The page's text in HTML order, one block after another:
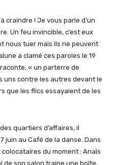
craindre ! Je vous parle d’un
Un feu invincible, c’est eux
nous tuer mais ils ne peuvent
a clamé ces paroles le 19
« un parterre de
uns contre les autres devant le
que les flics essayaient de les
quartiers d’affaires, il
juin au Café de la danse. Dans
du moment : Anaïs
de son salon traine une boîte,